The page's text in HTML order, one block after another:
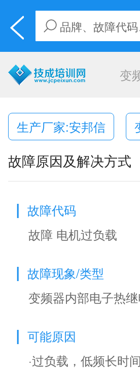
变
生产厂家:安邦信
故障原因及解决方式
| 故障代码
故障 电机过负载
| 故障现象/类型
变频器内部电子热
| 可能原因
·过负载，低频长时